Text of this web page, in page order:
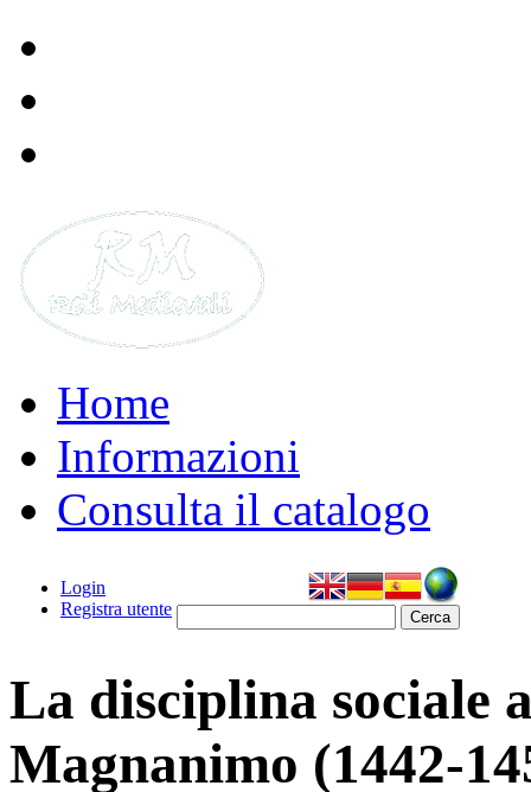
Home
Informazioni
Consulta il catalogo
Login
Registra utente
La disciplina sociale
Magnanimo (1442-